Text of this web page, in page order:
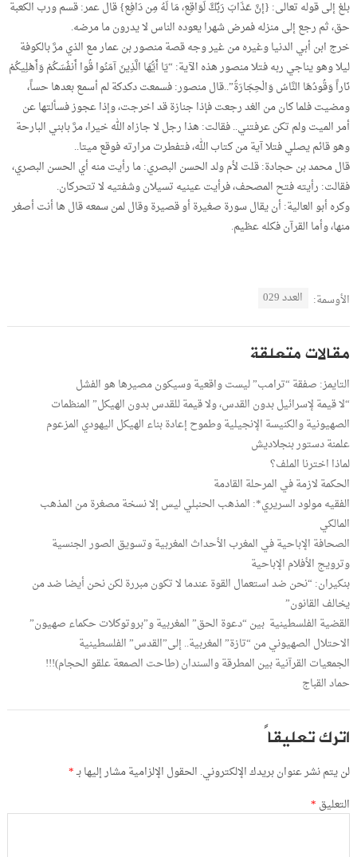
بلغ إلى قوله تعالى: {إنَّ عَذَابَ رَبِّكَّ لَوَاقِع، مَا لَهُ مِن دَافِع} قال عمر: قسم ورب الكعبة
حق، ثم رجع إلى منزله فمرض شهرا يعوده الناس لا يدرون ما مرضه.
خرج ابن أبي الدنيا وغيره من غير وجه قصة منصور بن عمار مع الذي مرَّ بالكوفة
ليلا وهو يناجي ربه فتلا منصور هذه الآية: “يَا أَيُّهَا الَّذِينَ آمَنُوا قُوا أَنفُسَكُمْ وَأَهْلِيكُمْ
نَاراً وَقُودُهَا النَّاسُ وَالْحِجَارَةُ”..قال منصور: فسمعت دكدكة لم أسمع بعدها حساً،
ومضيت فلما كان من الغد رجعت فإذا جنازة قد اخرجت، وإذا عجوز فسألتها عن
أمر الميت ولم تكن عرفتني.. فقالت: هذا رجل لا جازاه الله خيرا، مرَّ بابني البارحة
وهو قائم يصلي فتلا آية من كتاب الله، فتفطرت مرارته فوقع ميتا..
قال محمد بن حجادة: قلت لأم ولد الحسن البصري: ما رأيت منه أي الحسن البصري،
فقالت: رأيته فتح المصحف، فرأيت عينيه تسيلان وشفتيه لا تتحركان.
وكره أبو العالية: أن يقال سورة صغيرة أو قصيرة وقال لمن سمعه قال ها أنت أصغر
منها، وأما القرآن فكله عظيم.
الأوسمة: العدد 029
مقالات متعلقة
التايمز: صفقة “ترامب” ليست واقعية وسيكون مصيرها هو الفشل
“لا قيمة لإسرائيل بدون القدس، ولا قيمة للقدس بدون الهيكل” المنظمات
الصهيونية والكنيسة الإنجيلية وطموح إعادة بناء الهيكل اليهودي المزعوم
علمنة دستور بنجلاديش
لماذا اخترنا الملف؟
الحكمة لازمة في المرحلة القادمة
الفقيه مولود السريري*: المذهب الحنبلي ليس إلا نسخة مصغرة من المذهب
المالكي
الصحافة الإباحية في المغرب الأحداث المغربية وتسويق الصور الجنسية
وترويج الأفلام الإباحية
بنكيران: “نحن ضد استعمال القوة عندما لا تكون مبررة لكن نحن أيضا ضد من
يخالف القانون”
القضية الفلسطينية بين “دعوة الحق” المغربية و”بروتوكلات حكماء صهيون”
الاحتلال الصهيوني من “تازة” المغربية.. إلى”القدس” الفلسطينية
الجمعيات القرآنية بين المطرقة والسندان (طاحت الصمعة علقو الحجام)!!!
حماد القباج
اترك تعليقاً
لن يتم نشر عنوان بريدك الإلكتروني. الحقول الإلزامية مشار إليها بـ*
التعليق *